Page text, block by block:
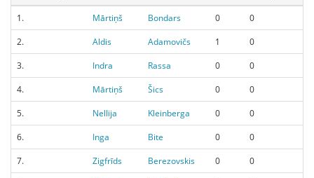
1. Mārtiņš Bondars 0
0
2.
Aldis Adamovičs 1
0
3.
Indra Rassa 0
0
4.
Mārtiņš Šics 0
0
5.
Nellija Kleinberga 0
0
6.
Inga Bite 0
0
7.
Zigfrīds Berezovskis 0
0